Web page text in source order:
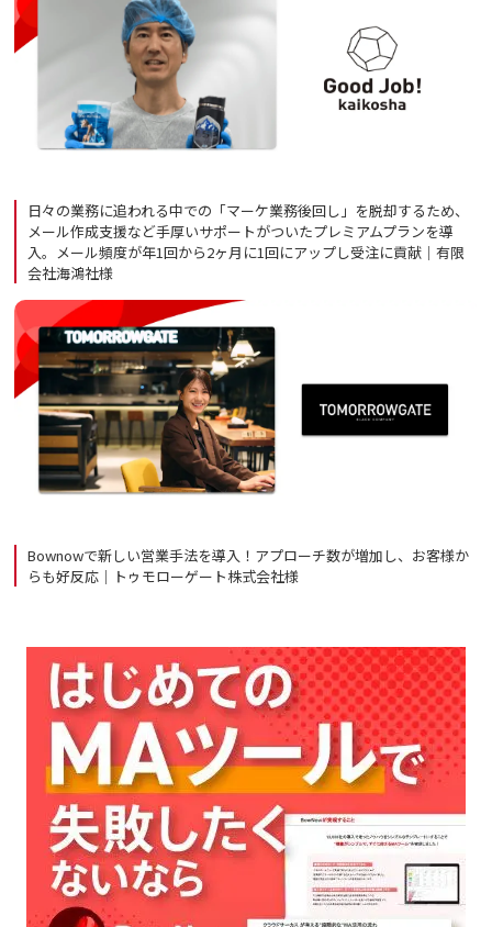
日々の業務に追われる中での「マーケ業務後回し」を脱却するため、
メール作成支援など手厚いサポートがついたプレミアムプランを導
入。メール頻度が年1回から2ヶ月に1回にアップし受注に貢献｜有限
会社海鴻社様
Bownowで新しい営業手法を導入！アプローチ数が増加し、お客様か
らも好反応｜トゥモローゲート株式会社様